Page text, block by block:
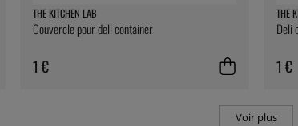
THE KITCHEN LAB
Couvercle pour deli container
1 €
THE
Deli
1 €
Voir plus